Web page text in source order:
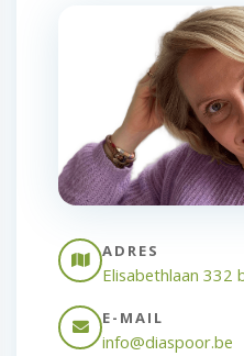
ADRES
Elisabethlaan 332
E-MAIL
info@diaspoor.be